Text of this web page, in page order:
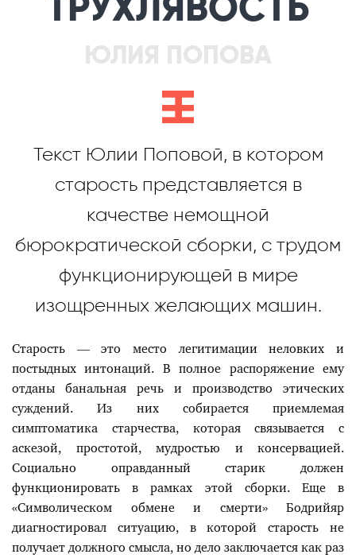
ЮЛИЯ ПОПОВА
a
Текст Юлии Поповой, в котором
старость представляется в
качестве немощной
бюрократической сборки, с трудом
функционирующей в мире
изощренных желающих машин.
Старость — это место легитимации неловких и
постыдных интонаций. В полное распоряжение ему
отданы банальная речь и производство этических
суждений. Из них собирается приемлемая
симптоматика старчества, которая связывается с
аскезой, простотой, мудростью и консервацией.
Социально оправданный старик должен
функционировать в рамках этой сборки. Еще в
«Символическом обмене и смерти» Бодрийяр
диагностировал ситуацию, в которой старость не
получает должного смысла, но дело заключается как раз